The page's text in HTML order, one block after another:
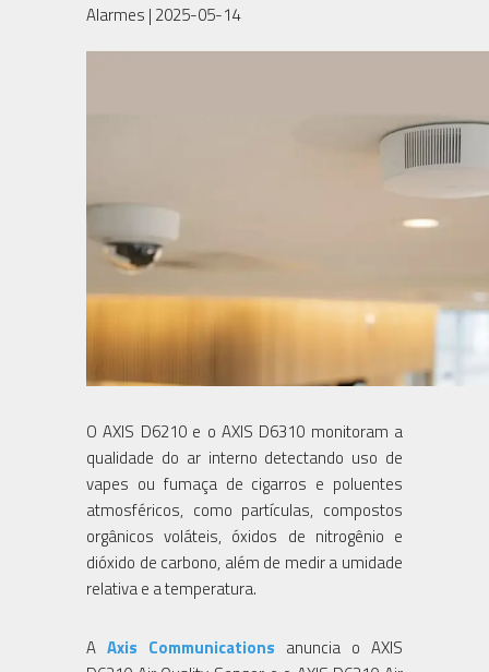
Alarmes | 2025-05-14
O AXIS D6210 e o AXIS D6310 monitoram a
qualidade do ar interno detectando uso de
vapes ou fumaça de cigarros e poluentes
atmosféricos, como partículas, compostos
orgânicos voláteis, óxidos de nitrogênio e
dióxido de carbono, além de medir a umidade
relativa e a temperatura.
A Axis Communications anuncia o AXIS